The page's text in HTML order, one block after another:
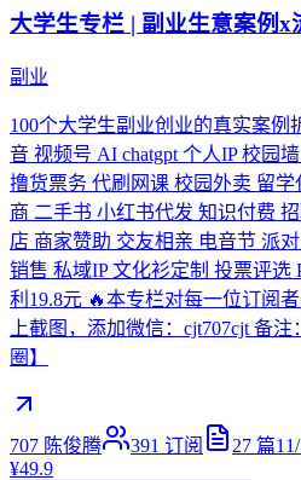
大学生专栏 | 副业生意案例x
副业
100个大学生副业创业的真实案例
音 视频号 AI chatgpt 个人IP 校园
撸货票务 代刷网课 校园外卖 留
商 二手书 小红书代发 知识付费
店 商家赞助 交友相亲 电音节 派
销售 私域IP 文化衫定制 投票评选
利19.8元 🔥本专栏对每一位订阅
上截图，添加微信：cjt707cjt 备
圈】
707 陈俊腾 391 订阅 27 篇
¥49.9